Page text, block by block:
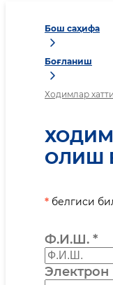
Бош саҳифа
Боғланиш
Ходимлар
ОЛИШ
* белгиси
Ф.И.Ш. *
Электрон